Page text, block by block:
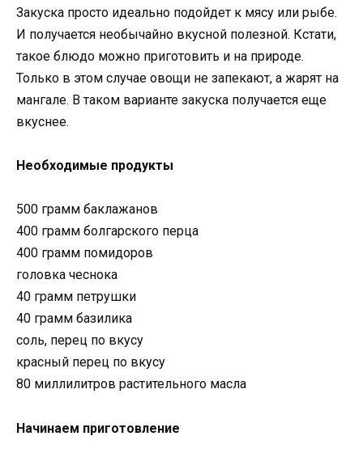
Закуска просто идеально подойдет к мясу или рыбе.
И получается необычайно вкусной полезной. Кстати,
такое блюдо можно приготовить и на природе.
Только в этом случае овощи не запекают, а жарят на
мангале. В таком варианте закуска получается еще
вкуснее.
Необходимые продукты
500 грамм баклажанов
400 грамм болгарского перца
400 грамм помидоров
головка чеснока
40 грамм петрушки
40 грамм базилика
соль, перец по вкусу
красный перец по вкусу
80 миллилитров растительного масла
Начинаем приготовление